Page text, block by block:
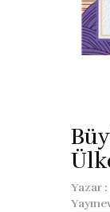
Yazar :